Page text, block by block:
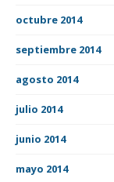
octubre 2014
septiembre 2014
agosto 2014
julio 2014
junio 2014
mayo 2014